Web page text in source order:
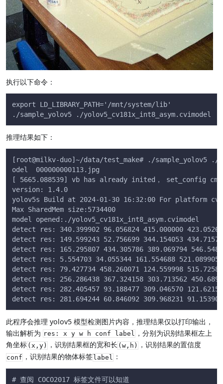
执行以下命令：
export LD_LIBRARY_PATH='/mnt/system/lib'
./sample_yolov5 ./yolov5_cv181x_int8_asym.cvimodel
推理结果如下：
[root@milkv-duo]~/data/test_make# ./sample_yolov5 ./
odel  000000000113.jpg
[ 5665.088539] vb has already inited， set_config
version: 1.4.0
yolov5s Build at 2024-01-30 16:32:00 For platform
Max SharedMem size:5734400
model opened:./yolov5_cv181x_int8_asym.cvimodel
detect res: 340.399902 96.056824 415.000000
detect res: 149.599243 52.756699 344.154053
detect res: 165.295807 434.305786 389.069794
detect res: 5.554703 34.055344 161.554688 521.089905
detect res: 79.427734 458.260071 124.559998
detect res: 256.286438 367.324158 303.713562
detect res: 282.405457 93.188477 309.046570
detect res: 281.694244 60.846092 309.968231
此程序会推理 yolov5 模型检测图片内容，推理结果仅以打印输出，
输出解析为 res: x y w h conf label ，分别为识别结果框左上
角坐标 (x,y) ，识别结果框的宽和长 (w,h) ，识别结果的置信度
conf，识别结果的物体标签 label ：
# 查阅 COCO2017 标签文件可以知道